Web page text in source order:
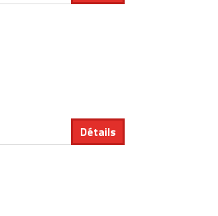
Détails